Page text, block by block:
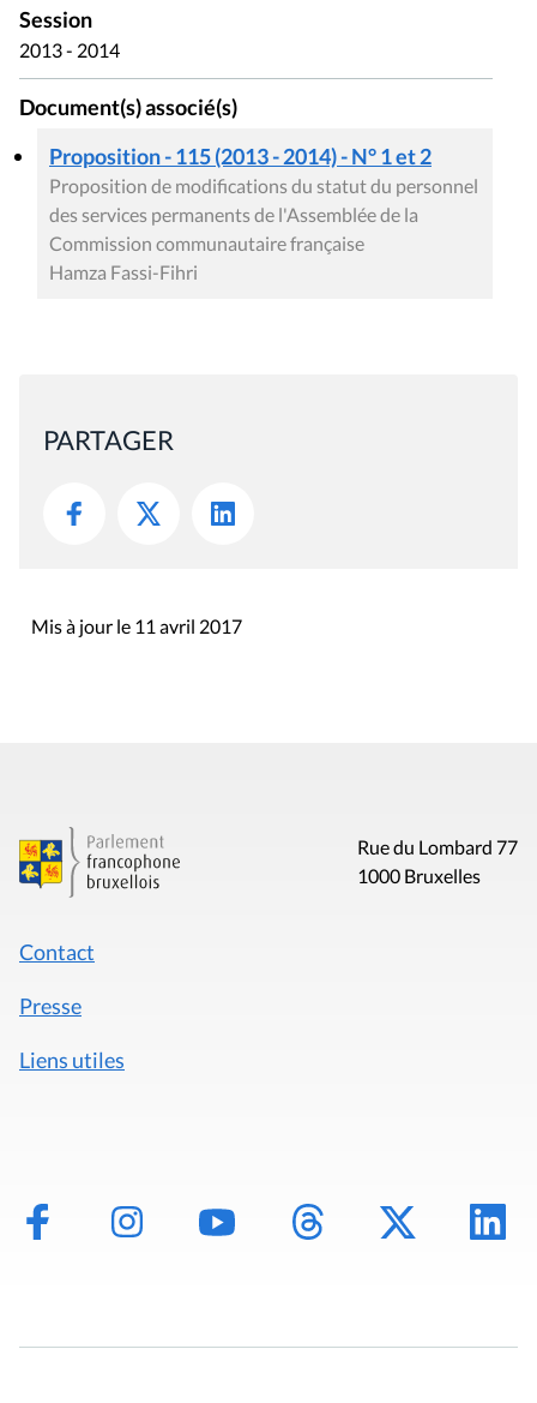
Session
2013 - 2014
Document(s) associé(s)
Proposition - 115 (2013 - 2014) - N° 1 et 2
Proposition de modifications du statut du personnel
des services permanents de l'Assemblée de la
Commission communautaire française
Hamza Fassi-Fihri
PARTAGER
Mis à jour le 11 avril 2017
Rue du Lombard 77
1000 Bruxelles
Contact
Presse
Liens utiles